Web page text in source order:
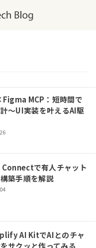
MCP：短時間で
〜UI実装を叶えるAI駆
で有人チャット
築手順を解説
AI KitでAIとのチャ
サクッと作ってみる